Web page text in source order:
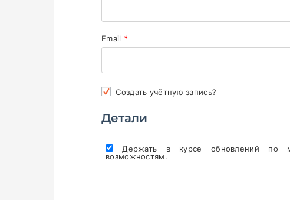
Email *
Создать учётную запись?
Детали
Держать в курсе обновлений по
возможностям.